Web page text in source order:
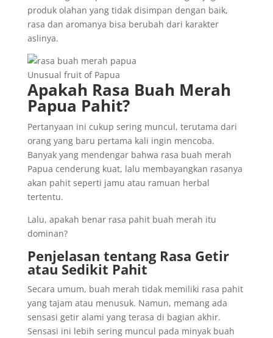
produk olahan yang tidak disimpan dengan baik,
rasa dan aromanya bisa berubah dari karakter
aslinya.
Unusual fruit of Papua
Apakah Rasa Buah Merah
Papua Pahit?
Pertanyaan ini cukup sering muncul, terutama dari
orang yang baru pertama kali ingin mencoba.
Banyak yang mendengar bahwa rasa buah merah
Papua cenderung kuat, lalu membayangkan rasanya
akan pahit seperti jamu atau ramuan herbal
tertentu.
Lalu, apakah benar rasa pahit buah merah itu
dominan?
Penjelasan tentang Rasa Getir
atau Sedikit Pahit
Secara umum, buah merah tidak memiliki rasa pahit
yang tajam atau menusuk. Namun, memang ada
sensasi getir alami yang terasa di bagian akhir.
Sensasi ini lebih sering muncul pada minyak buah